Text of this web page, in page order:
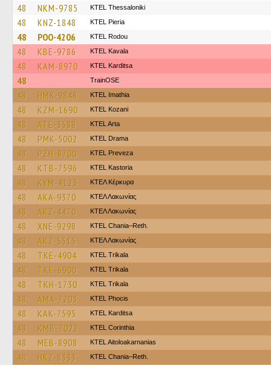
48 NKM-9785 KTEL Thessaloniki
48 KNZ-1848 KTEL Pieria
48 POO-4206 ΚΤΕL Rodou
48 KBE-9786 KTEL Kavala
48 KAM-8970 ΚΤΕL Karditsa
48 TrainΟSE
48 HMK-9848 KTEL Imathia
48 KZM-1690 ΚΤΕL Kozani
48 ATE-3588 KTEL Arta
48 PMK-5002 KTEL Drama
48 PZH-8700 KTEL Preveza
48 KTB-7596 KTEL Kastoria
48 KYM-4123 ΚΤΕΛ Κέρκυρα
48 AKA-9370 ΚΤΕΛ Λακωνίας
48 AKZ-4470 ΚΤΕΛ Λακωνίας
48 XNE-9298 KTEL Chania–Reth.
48 AKZ-5515 ΚΤΕΛ Λακωνίας
48 TKE-4904 ΚΤΕL Τrikala
48 TKE-6900 ΚΤΕL Τrikala
48 TKH-1730 ΚΤΕL Τrikala
48 AMA-7203 ΚΤΕL Phocis
48 KAK-7595 ΚΤΕL Karditsa
48 KMB-7022 KTEL Corinthia
48 MEB-8908 KTEL Aitoloakarnanias
48 HKZ-8333 KTEL Chania–Reth.